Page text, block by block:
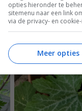
opties hieronder te
sitemenu naar een link
via de privacy- en
Meer opties